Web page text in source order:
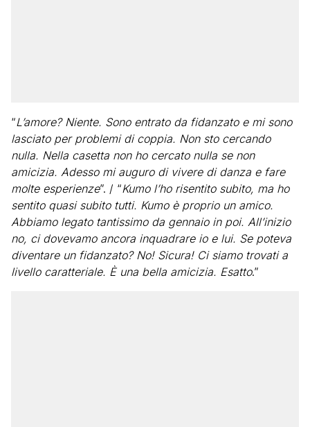
“L’amore? Niente. Sono entrato da fidanzato e mi sono
lasciato per problemi di coppia. Non sto cercando
nulla. Nella casetta non ho cercato nulla se non
amicizia. Adesso mi auguro di vivere di danza e fare
molte esperienze”. / “Kumo l’ho risentito subito, ma ho
sentito quasi subito tutti. Kumo è proprio un amico.
Abbiamo legato tantissimo da gennaio in poi. All’inizio
no, ci dovevamo ancora inquadrare io e lui. Se poteva
diventare un fidanzato? No! Sicura! Ci siamo trovati a
livello caratteriale. È una bella amicizia. Esatto.”